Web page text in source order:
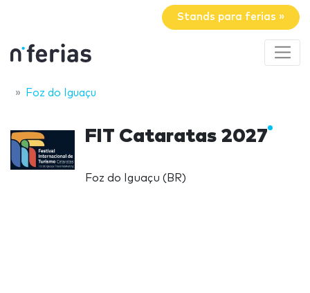
Stands para ferias »
Foz do Iguaçu
FIT Cataratas 2027
Foz do Iguaçu (BR)